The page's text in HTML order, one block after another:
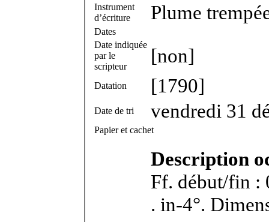
Instrument
d’écriture
Plume
Dates
Date indiquée
par le
scripteur
[non]
Datation [1790]
Date de tri vendredi 31
Papier et cachet
Description
Ff. début/fin :
. in-4°.